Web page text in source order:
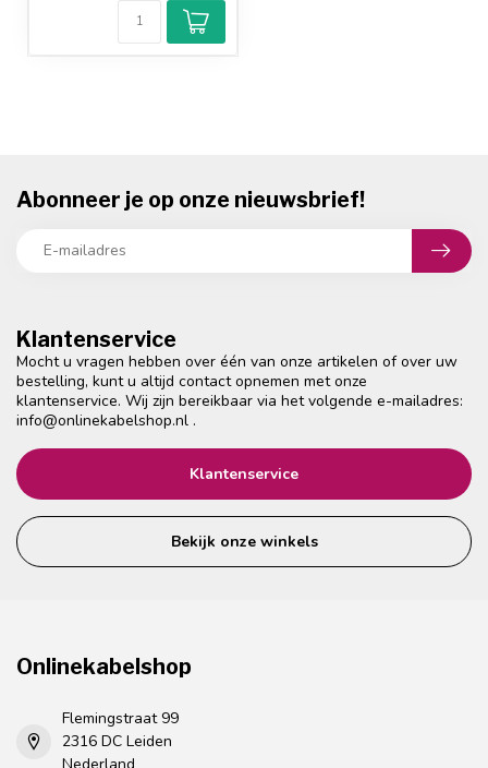
Klantenservice
Mocht u vragen hebben over één van onze artikelen of over uw
bestelling, kunt u altijd contact opnemen met onze
klantenservice. Wij zijn bereikbaar via het volgende e-mailadres:
info@onlinekabelshop.nl .
Klantenservice
Bekijk onze winkels
Abonneer je op onze nieuwsbrief!
Onlinekabelshop
Flemingstraat 99
2316 DC Leiden